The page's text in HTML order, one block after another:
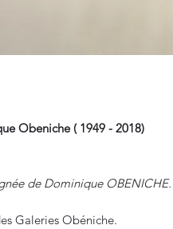
Obeniche ( 1949 - 2018)
de Dominique OBENICHE.
Galeries Obéniche.